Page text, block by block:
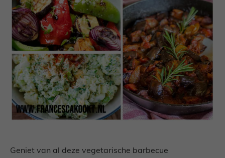
Geniet van al deze vegetarische barbecue